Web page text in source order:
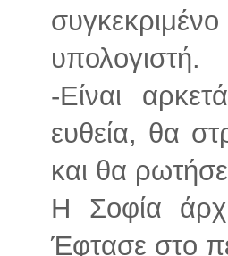
υπολογιστή.
-Είναι
ευθεία, θα
και θα
Η Σοφία
Έφτασε στο